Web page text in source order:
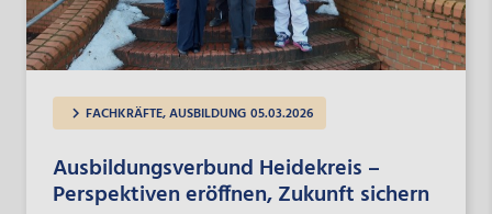
FACHKRÄFTE, AUSBILDUNG 05.03.2026
Ausbildungsverbund Heidekreis –
Perspektiven eröffnen, Zukunft sichern